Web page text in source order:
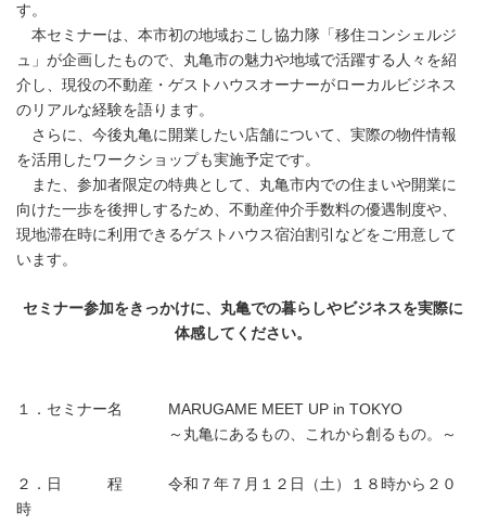
す。
本セミナーは、本市初の地域おこし協力隊「移住コンシェルジ
ュ」が企画したもので、丸亀市の魅力や地域で活躍する人々を紹
介し、現役の不動産・ゲストハウスオーナーがローカルビジネス
のリアルな経験を語ります。
さらに、今後丸亀に開業したい店舗について、実際の物件情報
を活用したワークショップも実施予定です。
また、参加者限定の特典として、丸亀市内での住まいや開業に
向けた一歩を後押しするため、不動産仲介手数料の優遇制度や、
現地滞在時に利用できるゲストハウス宿泊割引などをご用意して
います。
セミナー参加をきっかけに、丸亀での暮らしやビジネスを実際に
体感してください。
１．セミナー名 MARUGAME MEET UP in TOKYO
～丸亀にあるもの、これから創るもの。～
２．日 程 令和７年７月１２日（土）１８時から２０
時